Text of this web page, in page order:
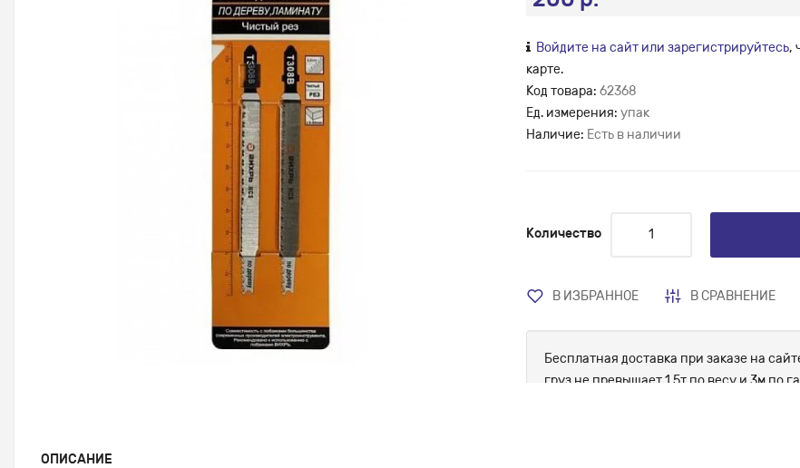
Войдите на сайт или зарегистрируйтесь,
карте.
Код товара: 62368
Ед. измерения: упак
Наличие: Есть в наличии
Количество
В ИЗБРАННОЕ В СРАВНЕНИЕ
Бесплатная доставка при заказе на
груз не превышает 1.5т по весу и 3м по
ОПИСАНИЕ